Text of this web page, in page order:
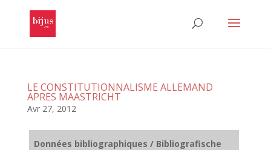
LE CONSTITUTIONNALISME ALLEMAND
APRES MAASTRICHT
Avr 27, 2012
Données bibliographiques / Bibliografische